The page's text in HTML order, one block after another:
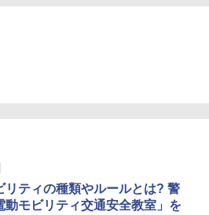
リティの種類やルールとは? 警
動モビリティ交通安全教室」を